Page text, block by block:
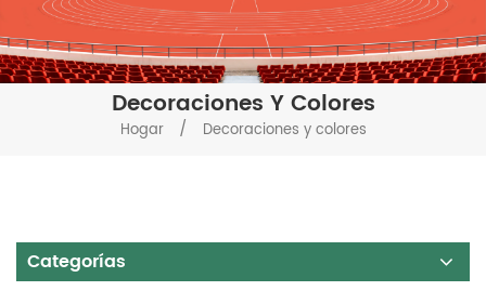
Decoraciones Y Colores
Hogar / Decoraciones y colores
Categorías